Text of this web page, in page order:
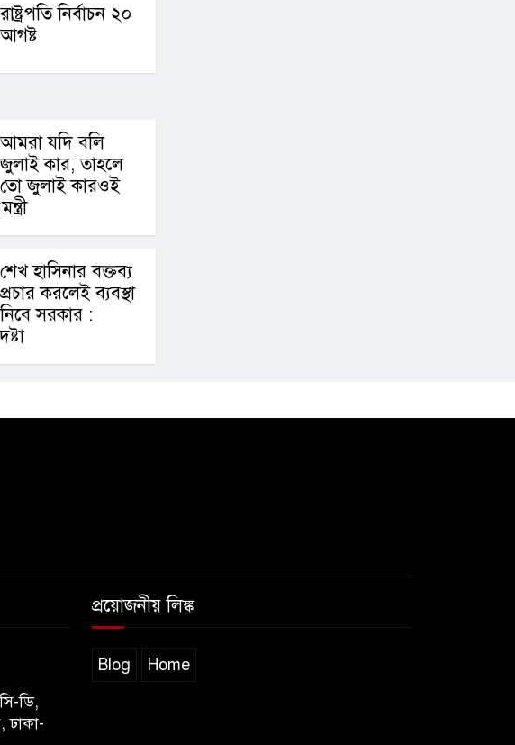
রাষ্ট্রপতি নির্বাচন ২০
আগষ্ট
আমরা যদি বলি
জুলাই কার, তাহলে
তো জুলাই কারওই
শেখ হাসিনার বক্তব্য
প্রচার করলেই ব্যবস্থা
নিবে সরকার :
ডি,
ঢাকা-
প্রয়োজনীয় লিঙ্ক
Blog Home